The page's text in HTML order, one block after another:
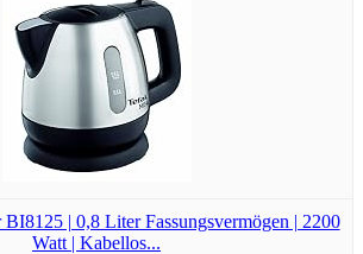
BI8125 | 0,8 Liter Fassungsvermögen | 2200
Watt | Kabellos...